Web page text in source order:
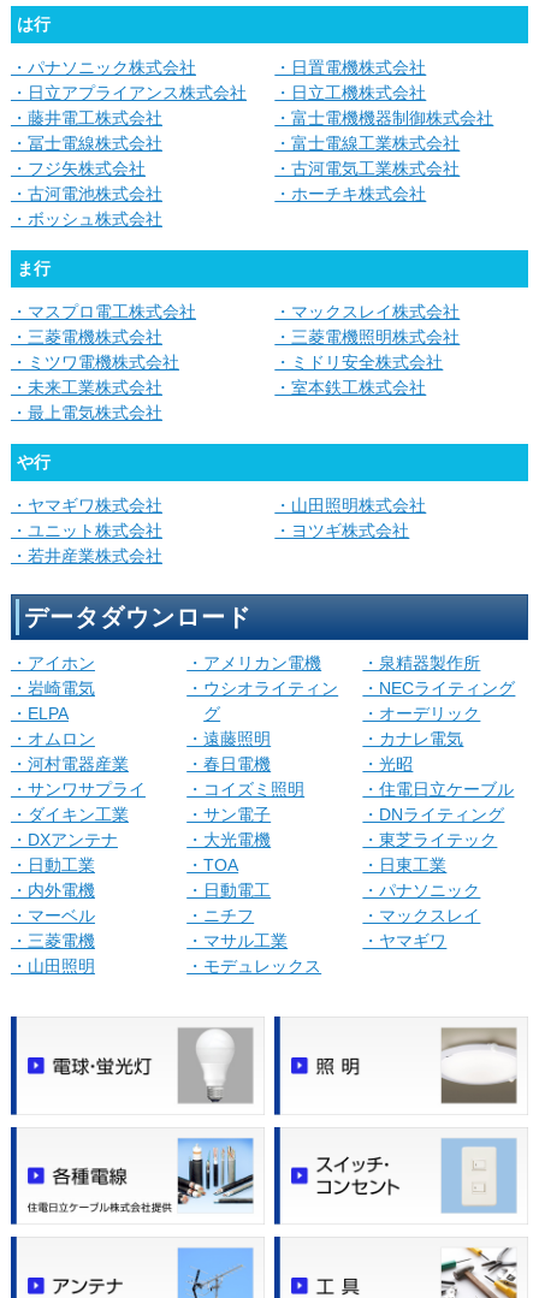
は行
・パナソニック株式会社
・日立アプライアンス株式会社
・藤井電工株式会社
・冨士電線株式会社
・フジ矢株式会社
・古河電池株式会社
・ボッシュ株式会社
・日置電機株式会社
・日立工機株式会社
・富士電機機器制御株式会社
・富士電線工業株式会社
・古河電気工業株式会社
・ホーチキ株式会社
ま行
・マスプロ電工株式会社
・三菱電機株式会社
・ミツワ電機株式会社
・未来工業株式会社
・最上電気株式会社
・マックスレイ株式会社
・三菱電機照明株式会社
・ミドリ安全株式会社
・室本鉄工株式会社
や行
・ヤマギワ株式会社
・ユニット株式会社
・若井産業株式会社
・山田照明株式会社
・ヨツギ株式会社
データダウンロード
・アイホン
・岩崎電気
・ELPA
・オムロン
・河村電器産業
・サンワサプライ
・ダイキン工業
・DXアンテナ
・日動工業
・内外電機
・マーベル
・三菱電機
・山田照明
・アメリカン電機
・ウシオライティン
グ
・遠藤照明
・春日電機
・コイズミ照明
・サン電子
・大光電機
・TOA
・日動電工
・ニチフ
・マサル工業
・モデュレックス
・泉精器製作所
・NECライティング
・オーデリック
・カナレ電気
・光昭
・住電日立ケーブル
・DNライティング
・東芝ライテック
・日東工業
・パナソニック
・マックスレイ
・ヤマギワ